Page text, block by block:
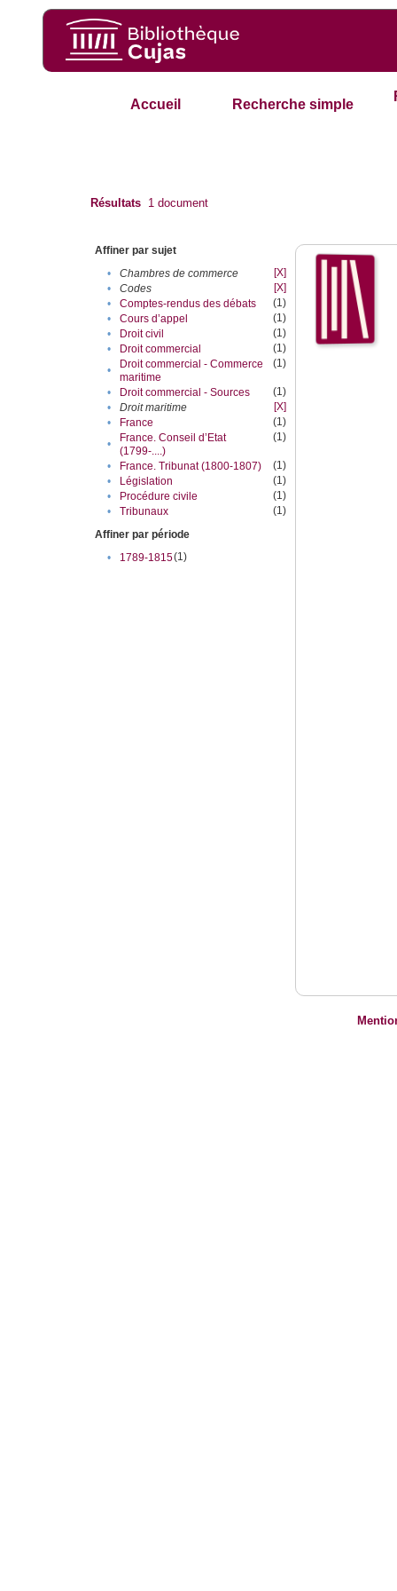
Accueil Recherche simple
Résultats 1 document
Affiner par sujet
•
Chambres de commerce
[X]
•
Codes
[X]
•
Comptes-rendus des débats
(1)
•
Cours d’appel
(1)
•
Droit civil
(1)
•
Droit commercial
(1)
•
Droit commercial - Commerce
maritime
(1)
• Droit commercial - Sources
(1)
•
Droit maritime
[X]
•
France
(1)
•
France. Conseil d’Etat
(1799-....)
(1)
• France. Tribunat (1800-1807)
(1)
•
Législation
(1)
•
Procédure civile
(1)
•
Tribunaux
(1)
Affiner par période
•
1789-1815(1)